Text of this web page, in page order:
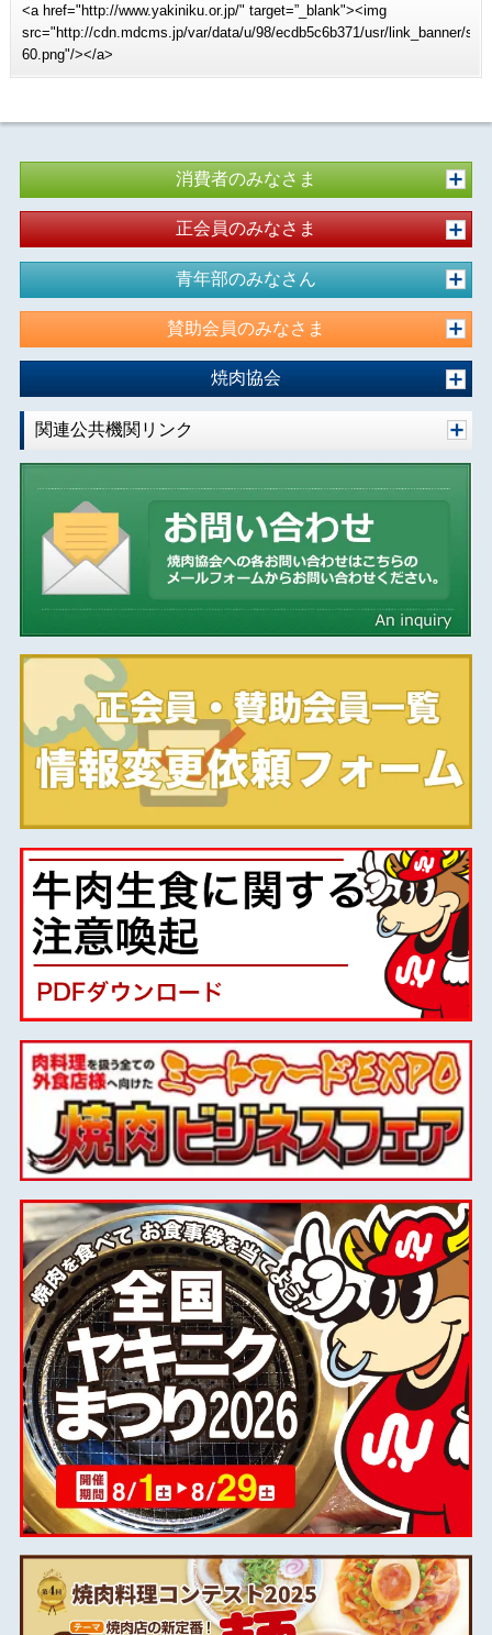
<a href="http://www.yakiniku.or.jp/" target=”_blank"><img
src="http://cdn.mdcms.jp/var/data/u/98/ecdb5c6b371/usr/link_banner/
60.png"/></a>
消費者のみなさま
正会員のみなさま
青年部のみなさん
賛助会員のみなさま
焼肉協会
関連公共機関リンク